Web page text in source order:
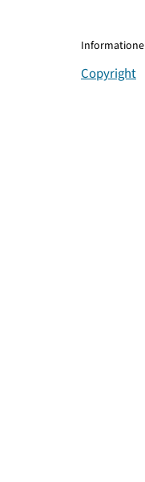
Copyright